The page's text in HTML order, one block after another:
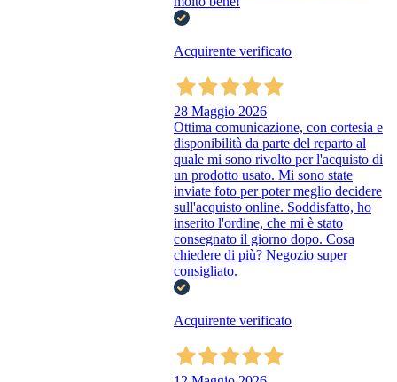
Acquirente verificato
28 Maggio 2026
Ottima comunicazione, con cortesia e
disponibilità da parte del reparto al
quale mi sono rivolto per l'acquisto di
un prodotto usato. Mi sono state
inviate foto per poter meglio decidere
sull'acquisto online. Soddisfatto, ho
inserito l'ordine, che mi è stato
consegnato il giorno dopo. Cosa
chiedere di più? Negozio super
consigliato.
Acquirente verificato